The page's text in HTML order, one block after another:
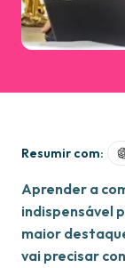
Resumir com:
Aprender a
indispensável
maior
vai precisar